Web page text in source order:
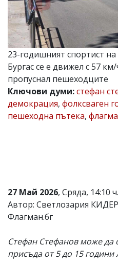
Главен
редактор:
Иван
Колев,
email:
office@flagman.bg
Коментарите
под
статиите
се
въвеждат
за
тях!
Ако
откриете
вас
коментар,
23-годишният спортист
Бургас се е движел с 57
пропуснал пешеходците
Ключови думи:стефан
демокрация, фолксваген
пешеходна пътека,
27 Май 2026, Сряда, 14:10 ч.
Автор: Светлозария
Флагман.бг
Стефан Стефанов може да
присъда от 5 до 15